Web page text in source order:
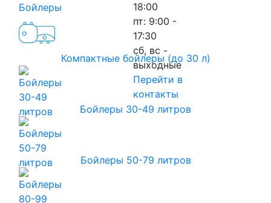
18:00
пт: 9:00 -
17:30
сб, вс -
выходные
Перейти в
контакты
Бойлеры
Компактные бойлеры (до 30 л)
Бойлеры 30-49 литров
Бойлеры 50-79 литров